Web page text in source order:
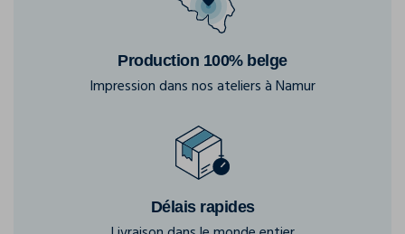
Production 100% belge
Impression dans nos ateliers à Namur
Délais rapides